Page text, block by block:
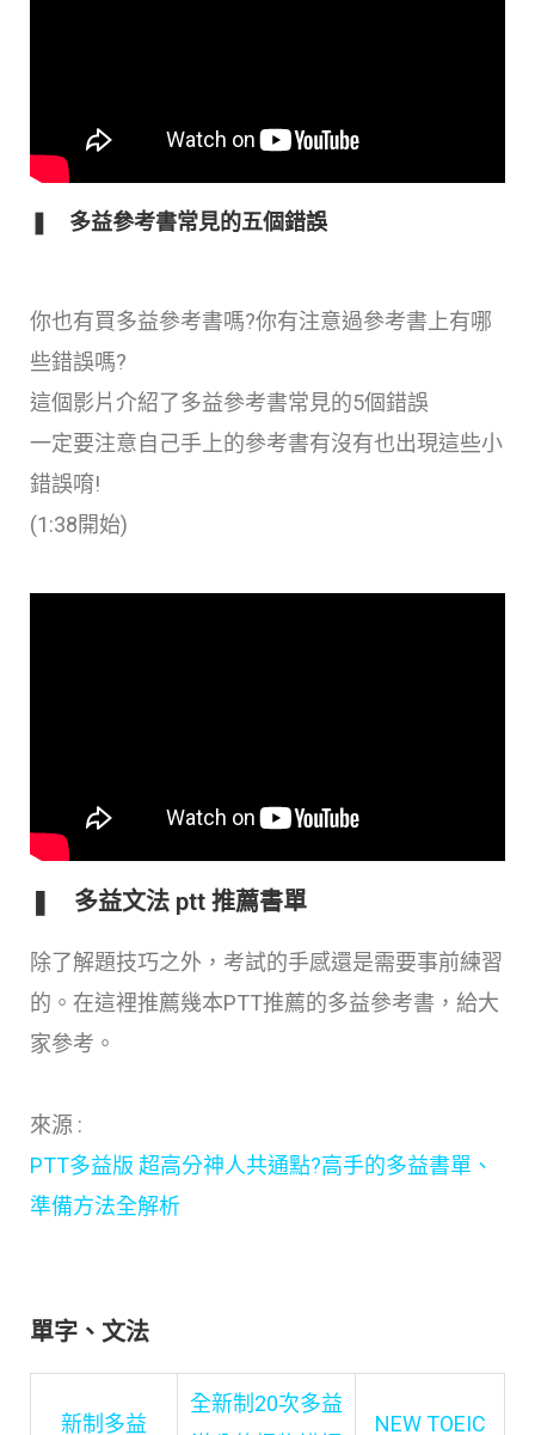
❚ 多益參考書常見的五個錯誤
你也有買多益參考書嗎?你有注意過參考書上有哪
些錯誤嗎?
這個影片介紹了多益參考書常見的5個錯誤
一定要注意自己手上的參考書有沒有也出現這些小
錯誤唷!
(1:38開始)
❚ 多益文法 ptt 推薦書單
除了解題技巧之外，考試的手感還是需要事前練習
的。在這裡推薦幾本PTT推薦的多益參考書，給大
家參考。
來源 :
PTT多益版 超高分神人共通點?高手的多益書單、
準備方法全解析
單字、文法
新制多益
全新制20次多益
NEW TOEIC